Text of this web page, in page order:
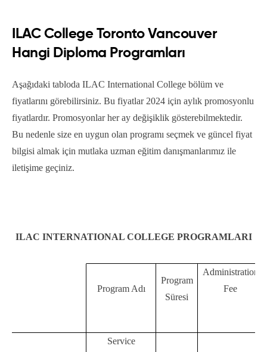
ILAC College Toronto Vancouver
Hangi Diploma Programları
Aşağıdaki tabloda ILAC International College bölüm ve
fiyatlarını görebilirsiniz. Bu fiyatlar 2024 için aylık promosyonlu
fiyatlardır. Promosyonlar her ay değişiklik gösterebilmektedir.
Bu nedenle size en uygun olan programı seçmek ve güncel fiyat
bilgisi almak için mutlaka uzman eğitim danışmanlarımız ile
iletişime geçiniz.
ILAC INTERNATIONAL COLLEGE PROGRAMLARI
Program Adı
Program
Süresi
Administration
Fee
Service